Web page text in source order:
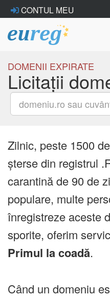
CONTUL MEU
DOMENII EXPIRATE
Licitații
Zilnic, peste 1500
șterse din registrul
carantină de 90 de
populare, multe
înregistreze aceste
sporite, oferim
Primul la coadă.
Când un domeniu